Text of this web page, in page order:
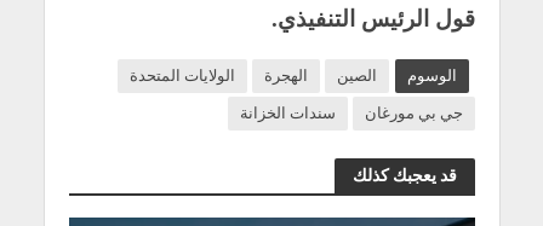
قول الرئيس التنفيذي.
الوسوم الصين الهجرة
الولايات المتحدة
جي بي مورغان
سندات الخزانة
قد يعجبك كذلك